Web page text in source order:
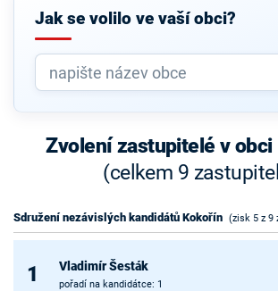
Jak se volilo ve vaší obci?
Zvolení zastupitelé v
(celkem 9
Sdružení nezávislých kandidátů Kokořín (zisk 5 z 9
1 Vladimír Šesták
pořadí na kandidátce: 1